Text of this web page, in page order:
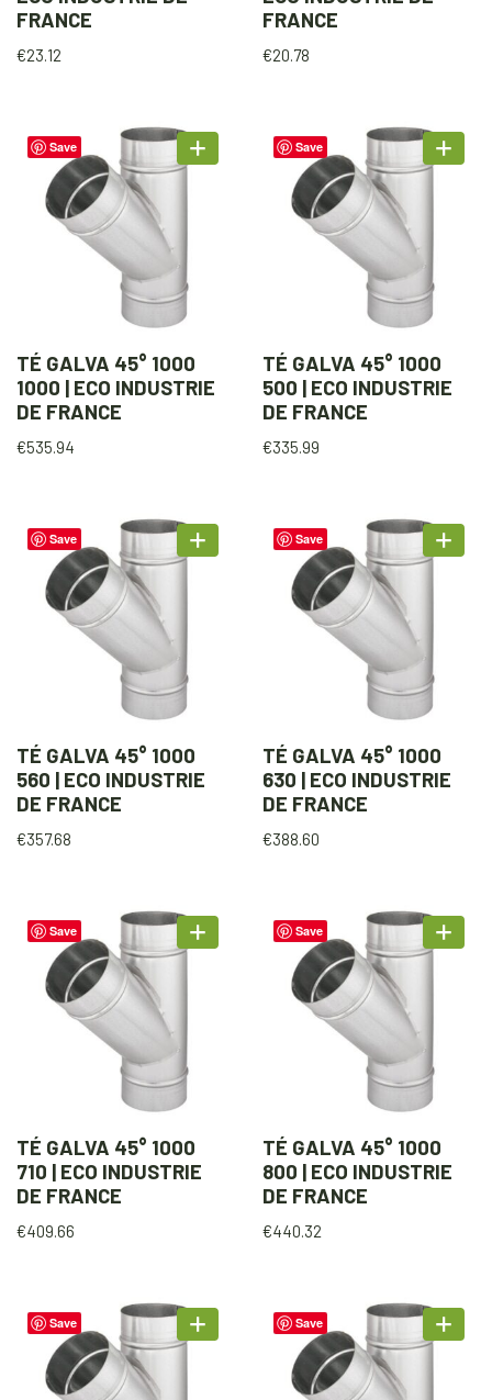
FRANCE
€23.12
FRANCE
€20.78
Save
TÉ GALVA 45° 1000
1000 | ECO INDUSTRIE
DE FRANCE
€535.94
Save
TÉ GALVA 45° 1000
500 | ECO INDUSTRIE
DE FRANCE
€335.99
Save
TÉ GALVA 45° 1000
560 | ECO INDUSTRIE
DE FRANCE
€357.68
Save
TÉ GALVA 45° 1000
630 | ECO INDUSTRIE
DE FRANCE
€388.60
Save
TÉ GALVA 45° 1000
710 | ECO INDUSTRIE
DE FRANCE
€409.66
Save
TÉ GALVA 45° 1000
800 | ECO INDUSTRIE
DE FRANCE
€440.32
Save Save